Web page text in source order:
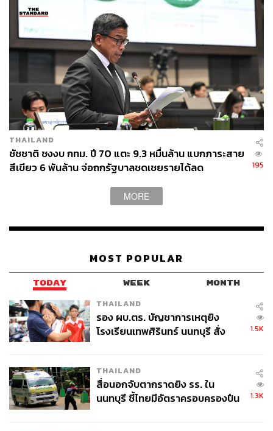
กับใจเขาที่สุด ฉะนั้น ความสับสนต่างๆ ต้องเอาออกไปให้มาก
ที่สุด ไม่ใช่ต้องมากาสลับกัน ระหว่างตั้งใจเลือกพรรคกับ
ตั้งใจเลือกผู้สมัคร กลายเป็นผิดทั้ง 2 ใบ ไม่ใช่การเลือกตั้งที่ดี
ผู้ดำเนินรายการถามย้ำว่าบัตร 2 ใบคนละเบอร์ แม้ไม่ได้พูด
ตรงๆ แต่มีเพื่อป้องกันแลนด์สไลด์หรือไม่
สมชัยกล่าวว่า เข้าใจว่าจากการประเมินที่เป็นอยู่ปัจจุบัน เขา
อาจจะกลัวฝ่ายค้าน คือ พรรคเพื่อไทยมากไปหน่อย แล้ว
บังเอิญเรื่องนี้เป็นเรื่องที่พรรคเพื่อไทยเสนอ เมื่อเพื่อไทยเสนอ
อีกฝ่ายก็ต้องคิดว่าข้อเสนอนี้เพื่อไทยได้ประโยชน์ จึงโหวตใน
ทางตรงข้าม
สมชัยกล่าวตอนหนึ่งด้วยว่า ประเทศไทยไม่มีเหตุผลในการ
เปลี่ยนแปลงกฎหมาย ไม่ได้มีเหตุผลจากประโยชน์ประชาชน
แต่เป็นเหตุผลที่มาจากฝ่ายการเมืองเป็นหลัก
วันดีคืนดีทำไมบอกว่าเอาบัตรใบเดียว ก็เพราะต้องการให้
ใบ ก็เพราะวันนี้คิดว่าตัวเองเป็นพรรคใหญ่ แล้วกลัวจะตกที่
นั่งแบบเดียวกับพรรคเดิมในอดีตที่เคยแพ้มาแล้ว
ง่ายๆ คือ หมายความว่าวันที่พรรคเพื่อไทยโตก็ไปจำกัดเขา
โดยใช้วิธีเอาบัตรเลือกตั้งใบเดียว คำนวณบัญชีรายชื่อ
ศูนย์
แล้ววันหนึ่งเมื่อพรรคตัวเองโตขึ้นมา ถ้าใช้กติกาเดิมก็รู้สึกว่า
กลัวปาร์ตี้ลิสต์ตัวเองจะเป็นศูนย์แบบเพื่อไทยตอนนั้น จึงเกิด
THAILAND
ชัชชาติ ชงงบ กทม. ปี 70 แตะ 9.3 หมื่นล้าน แบกภาระสาย
สีเขียว 6 พันล้าน จ่อถกรัฐบาลชดเชยรายได้ลด
195
MORE
MOST POPULAR
TODAY WEEK MONTH
THAILAND
รอง ผบ.ตร. บัญชาการเหตุยิง
โรงเรียนเทพศิรินทร์ นนทบุรี สั่ง
1.5K
THAILAND
สื่อนอกจับตากราดยิง รร. ใน
นนทบุรี ชี้ไทยมีอัตราครอบครองปืน
1.3K